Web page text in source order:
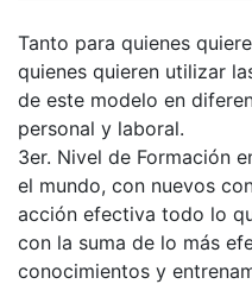
Tanto para quienes
quienes quieren utilizar
de este modelo en
personal y laboral.
3er. Nivel de Formación
el mundo, con nuevos
acción efectiva todo lo
con la suma de lo más
conocimientos y